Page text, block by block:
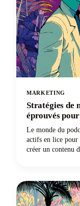
MARKETING
Stratégies de
éprouvés
Le monde du
actifs en lice
créer un contenu
là pour changer